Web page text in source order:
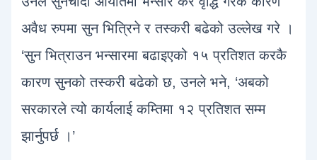
अवैध रुपमा सुन भित्रिने र तस्करी बढेको उल्लेख गरे ।
‘सुन भित्राउन भन्सारमा बढाइएको १५ प्रतिशत करकै
कारण सुनको तस्करी बढेको छ, उनले भने, ‘अबको
सरकारले त्यो कार्यलाई कम्तिमा १२ प्रतिशत सम्म
झार्नुपर्छ ।’